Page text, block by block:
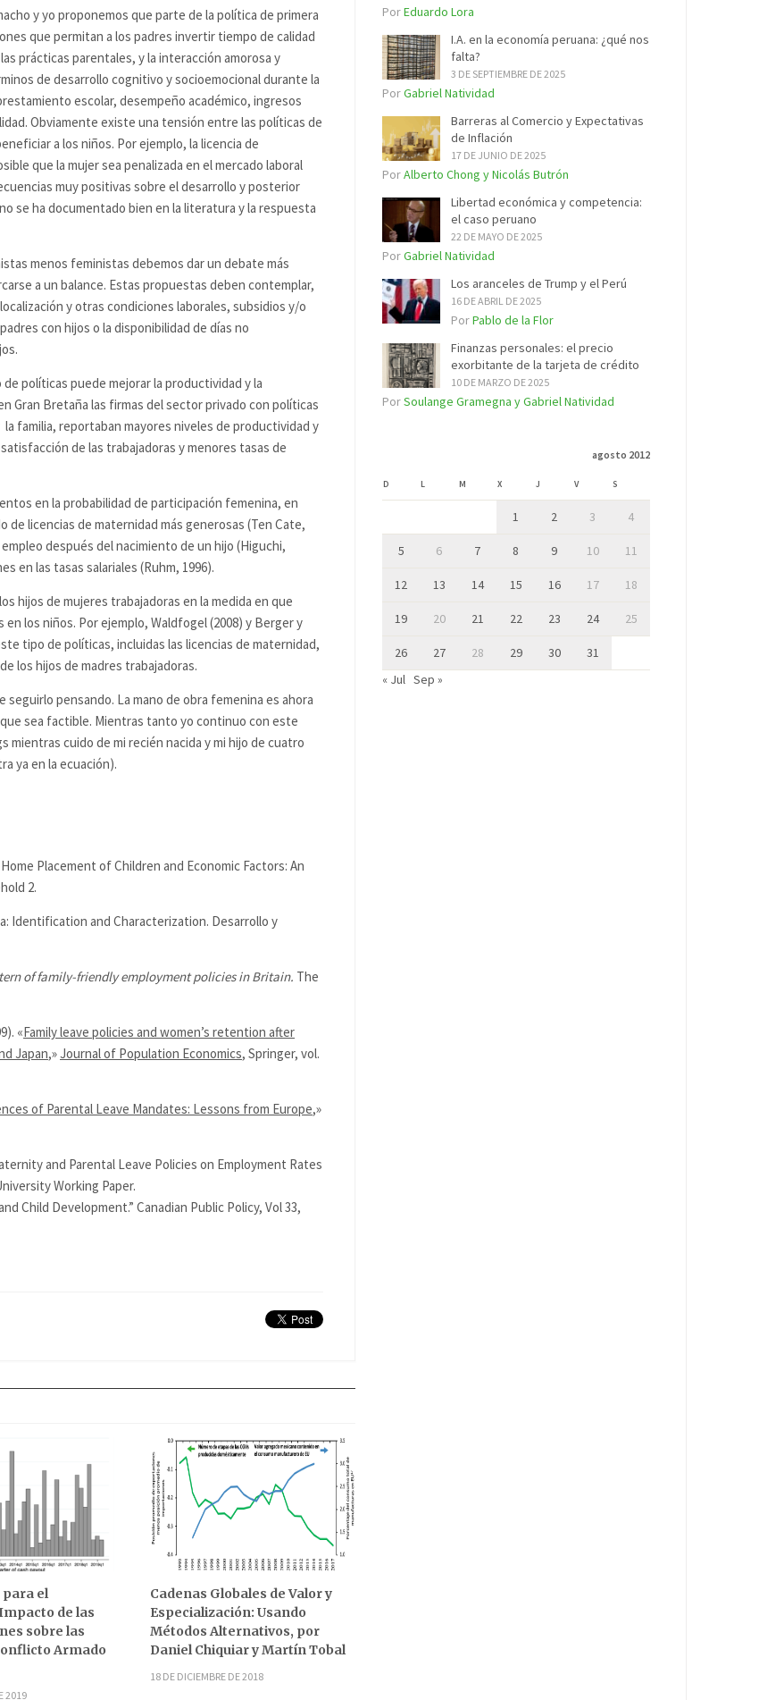
y yo proponemos que parte de la política de primera
que permitan a los padres invertir tiempo de calidad
prácticas parentales, y la interacción amorosa y
de desarrollo cognitivo y socioemocional durante la
escolar, desempeño académico, ingresos
Obviamente existe una tensión entre las políticas de
a los niños. Por ejemplo, la licencia de
que la mujer sea penalizada en el mercado laboral
muy positivas sobre el desarrollo y posterior
se ha documentado bien en la literatura y la respuesta
menos feministas debemos dar un debate más
a un balance. Estas propuestas deben contemplar,
y otras condiciones laborales, subsidios y/o
con hijos o la disponibilidad de días no
políticas puede mejorar la productividad y la
Gran Bretaña las firmas del sector privado con políticas
familia, reportaban mayores niveles de productividad y
de las trabajadoras y menores tasas de
en la probabilidad de participación femenina, en
licencias de maternidad más generosas (Ten Cate,
después del nacimiento de un hijo (Higuchi,
en las tasas salariales (Ruhm, 1996).
hijos de mujeres trabajadoras en la medida en que
los niños. Por ejemplo, Waldfogel (2008) y Berger y
tipo de políticas, incluidas las licencias de maternidad,
los hijos de madres trabajadoras.
pensando. La mano de obra femenina es ahora
sea factible. Mientras tanto yo continuo con este
mientras cuido de mi recién nacida y mi hijo de cuatro
ya en la ecuación).
Placement of Children and Economic Factors: An
2.
Identification and Characterization. Desarrollo y
of family-friendly employment policies in Britain. The
«Family leave policies and women’s retention after
Japan,»Journal of Population Economics, Springer, vol.
of Parental Leave Mandates: Lessons from Europe,»
and Parental Leave Policies on Employment Rates
Working Paper.
Child Development.” Canadian Public Policy, Vol 33,
para el
de las
sobre las
Armado
2019
Cadenas Globales de Valor y
Especialización: Usando
Métodos Alternativos, por
Daniel Chiquiar y Martín Tobal
18 DE DICIEMBRE DE 2018
PorEduardo Lora
I.A. en la economía peruana: ¿qué nos
falta?
3 DE SEPTIEMBRE DE 2025
PorGabriel Natividad
Barreras al Comercio y Expectativas
de Inflación
17 DE JUNIO DE 2025
PorAlberto Chong y Nicolás Butrón
Libertad económica y competencia:
el caso peruano
22 DE MAYO DE 2025
PorGabriel Natividad
Los aranceles de Trump y el Perú
16 DE ABRIL DE 2025
PorPablo de la Flor
Finanzas personales: el precio
exorbitante de la tarjeta de crédito
10 DE MARZO DE 2025
PorSoulange Gramegna y Gabriel Natividad
agosto 2012
D L M X J V S
1 2 3 4
5 6 7 8 9 10 11
12 13 14 15 16 17 18
19 20 21 22 23 24 25
26 27 28 29 30
31
« Jul Sep »